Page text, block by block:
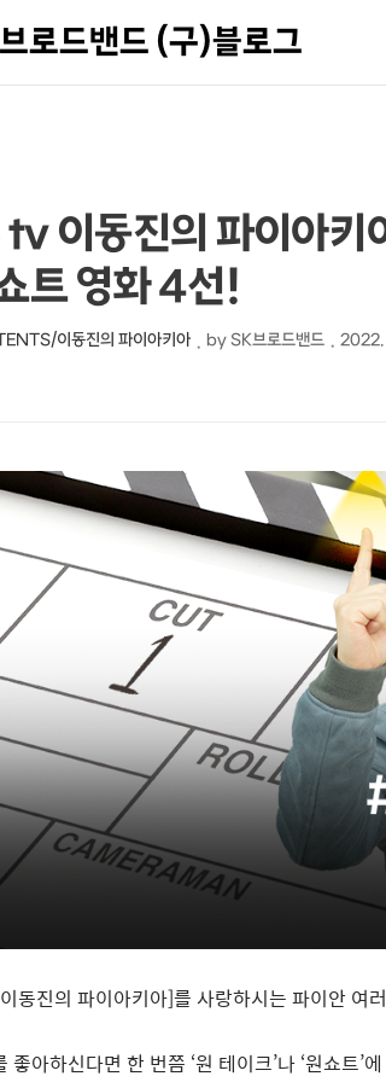
로드밴드 (구)블로그
tv 이동진의 파이아키
트 영화 4선!
이동진의 파이아키아 by SK브로드밴드 2022.
이동진의 파이아키아]를 사랑하시는 파이안 여
좋아하신다면 한 번쯤 ‘원 테이크’나 ‘원쇼트’